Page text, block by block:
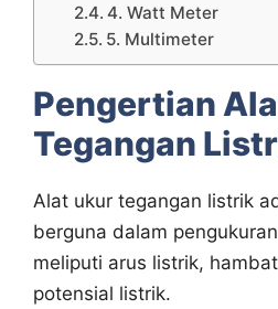
4. Watt Meter
5. Multimeter
Pengertian
Tegangan
Alat ukur tegangan listrik
berguna dalam
meliputi arus listrik,
potensial listrik.